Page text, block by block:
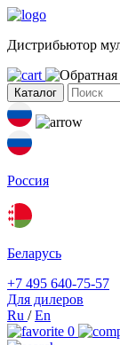
Дистрибьютор
Каталог
Россия
Беларусь
+7 495 640-75-57
Для дилеров
Ru /En
0